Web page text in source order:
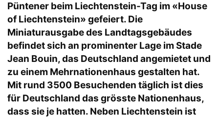
Püntener beim Liechtenstein-Tag im «House
of Liechtenstein» gefeiert. Die
Miniaturausgabe des Landtagsgebäudes
befindet sich an prominenter Lage im Stade
Jean Bouin, das Deutschland angemietet und
zu einem Mehrnationenhaus gestalten hat.
Mit rund 3500 Besuchenden täglich ist dies
für Deutschland das grösste Nationenhaus,
dass sie je hatten. Neben Liechtenstein ist